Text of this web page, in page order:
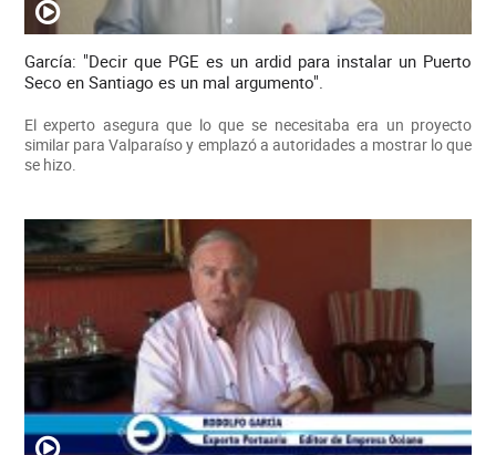
García: "Decir que PGE es un ardid para instalar un Puerto
Seco en Santiago es un mal argumento".
El experto asegura que lo que se necesitaba era un proyecto
similar para Valparaíso y emplazó a autoridades a mostrar lo que
se hizo.